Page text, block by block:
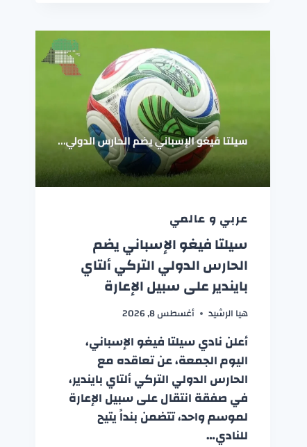
عربي و عالمي
سيلتا فيغو الإسباني يضم
الحارس الدولي التركي ألتاي
بايندير على سبيل الإعارة
هيا الرشيد أغسطس 8, 2026
أعلن نادي سيلتا فيغو الإسباني،
اليوم الجمعة، عن تعاقده مع
الحارس الدولي التركي ألتاي بايندير،
في صفقة انتقال على سبيل الإعارة
لموسم واحد، تتضمن بنداً يتيح
للنادي…